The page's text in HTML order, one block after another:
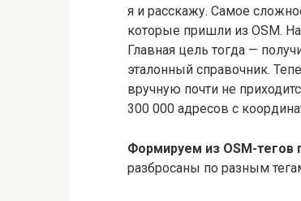
я и расскажу. Самое
которые пришли из OSM.
Главная цель тогда —
эталонный справочник.
вручную почти не
300 000 адресов с
Формируем из OSM-тегов
разбросаны по разным